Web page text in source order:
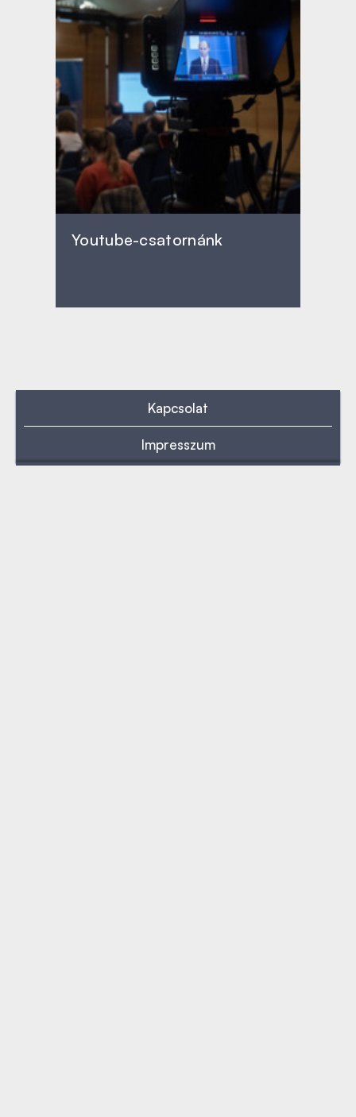
Youtube-csatornánk
Kapcsolat
Impresszum